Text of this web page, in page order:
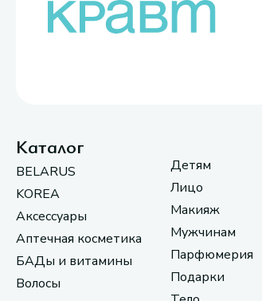
Каталог
BELARUS
KOREA
Аксессуары
Аптечная косметика
БАДы и витамины
Волосы
Детям
Лицо
Макияж
Мужчинам
Парфюмерия
Подарки